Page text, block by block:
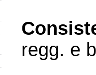
regg. e